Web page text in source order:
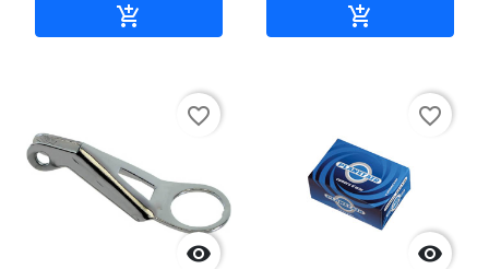
 

favorite_border

favorite_border